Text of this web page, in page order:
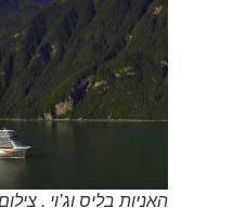
האניות בליס וג’וי . צילום NCL